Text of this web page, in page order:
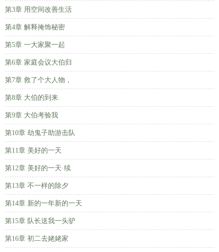
第3章 用空间改善生活
第4章 解释掩饰秘密
第5章 一大家聚一起
第6章 家庭会议大伯归
第7章 救了个大人物，
第8章 大伯的到来
第9章 大伯考验我
第10章 劫鬼子助游击队
第11章 美好的一天
第12章 美好的一天·续
第13章 不一样的除夕
第14章 新的一年新的一天
第15章 队长送我一头驴
第16章 初二去姥姥家